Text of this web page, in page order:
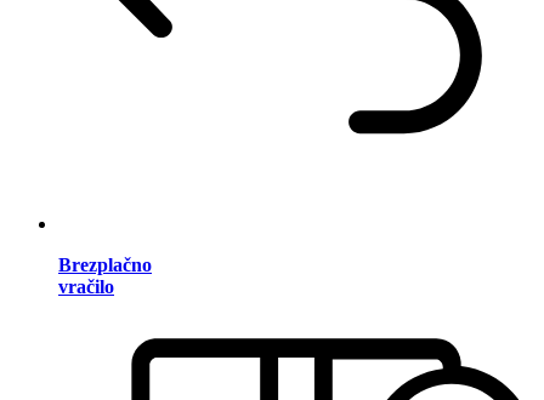
Brezplačno
vračilo